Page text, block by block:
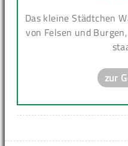
Das kleine Städtchen
von Felsen und
zur